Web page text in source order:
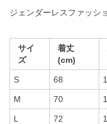
ジェンダーレスファッシ
サイ
ズ
着丈
(cm)
S 68
M 70
L 72